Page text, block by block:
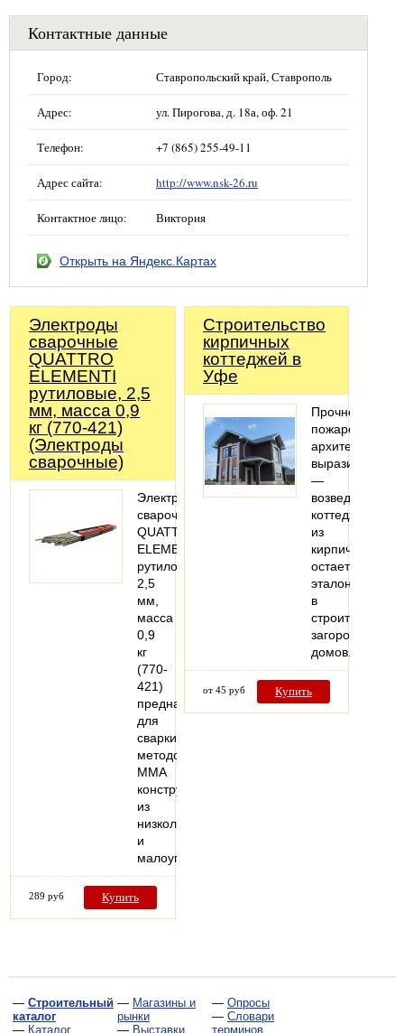
Контактные данные
Город: Ставропольский край, Ставрополь
Адрес: ул. Пирогова, д. 18а, оф. 21
Телефон: +7 (865) 255-49-11
Адрес сайта: http://www.nsk-26.ru
Контактное лицо: Виктория
Открыть на Яндекс.Картах
Электроды
сварочные
QUATTRO
ELEMENTI
рутиловые, 2,5
мм, масса 0,9
кг (770-421)
(Электроды
сварочные)
Электроды
сварочные
QUATTRO
ELEMENTI
рутиловые,
2,5
мм,
масса
0,9
кг
(770-
421)
предназначен
для
сварки
методом
MMA
конструкций
из
низколегированных
и
малоуглеродистых…
289 руб Купить
Строительство
кирпичных
коттеджей в
Уфе
Прочность,
архитектурная
—
возведение
коттеджей
из
кирпича
остается
эталоном
в
строительстве
загородных
домов.
от 45 руб Купить
— Строительный
каталог
— Каталог
— Магазины и
рынки
— Выставки
— Опросы
— Словари
терминов